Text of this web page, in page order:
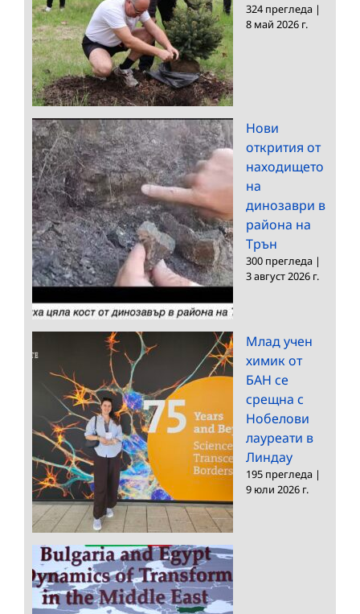
324 прегледа |
8 май 2026 г.
Нови
открития от
находището
на
динозаври в
района на
Трън
300 прегледа |
3 август 2026 г.
Млад учен
химик от
БАН се
срещна с
Нобелови
лауреати в
Линдау
195 прегледа |
9 юли 2026 г.